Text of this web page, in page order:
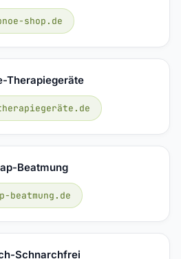
shop.de
Therapiegeräte
Beatmung
beatmung.de
Schnarchfrei